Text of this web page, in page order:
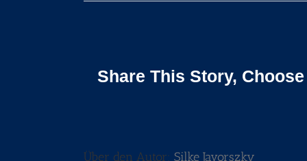
Share This Story,
Über den Autor: Silke Javorszky